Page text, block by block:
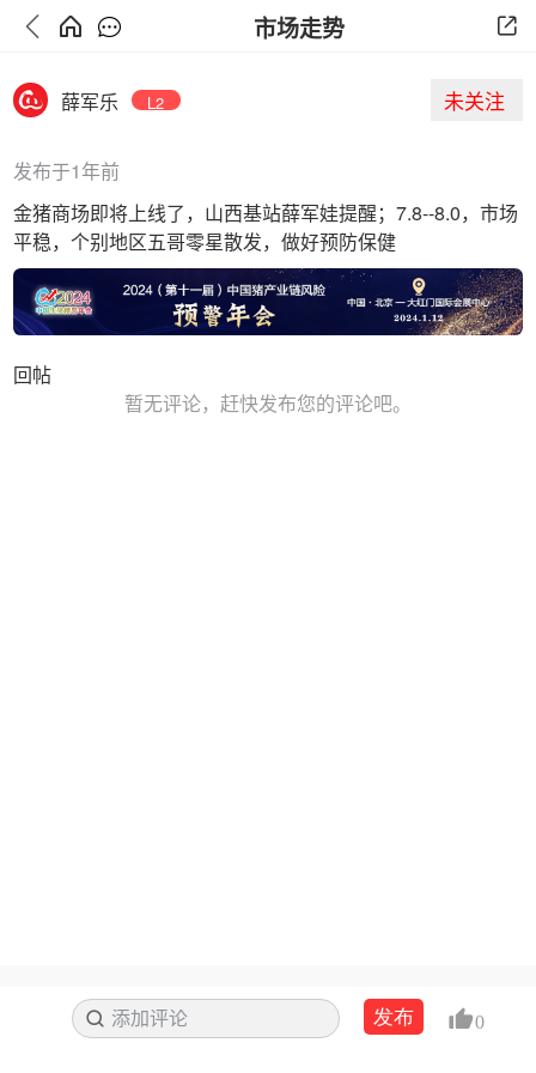
市场走势
薛军乐 L2 未关注
发布于1年前
金猪商场即将上线了，山西基站薛军娃提醒；7.8--8.0，市场
平稳，个别地区五哥零星散发，做好预防保健
回帖
暂无评论，赶快发布您的评论吧。
添加评论 搜索发布 0